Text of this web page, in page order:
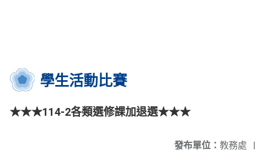
學生活動比賽
★★★114-2各類選修課加退選★★★
發布單位： 教務處 |